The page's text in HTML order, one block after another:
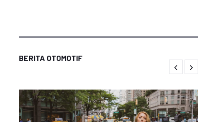
BERITA OTOMOTIF